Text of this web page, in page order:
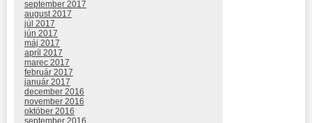
september 2017
august 2017
júl 2017
jún 2017
máj 2017
apríl 2017
marec 2017
február 2017
január 2017
december 2016
november 2016
október 2016
september 2016